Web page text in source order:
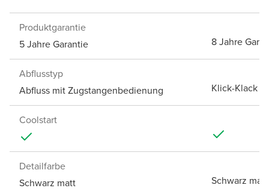
Produktgarantie
5 Jahre Garantie
8 Jahre
Abflusstyp
Abfluss mit Zugstangenbedienung
Klick-Klack
Coolstart
Detailfarbe
Schwarz matt
Schwarz matt